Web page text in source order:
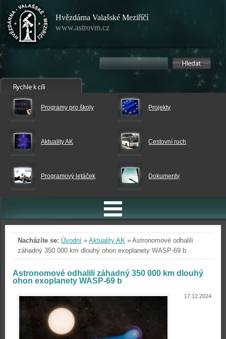
Hvězdárna Valašské Meziříčí
www.astrovm.cz
Programy pro školy Projekty
Aktuality AK Cestovní ruch
Programový letáček Dokumenty
Nacházíte se: Úvodní » Aktuality AK » Astronomové odhalili
záhadný 350 000 km dlouhý ohon exoplanety WASP-69 b
Astronomové odhalili záhadný 350 000 km dlouhý
ohon exoplanety WASP-69 b
17.12.2024